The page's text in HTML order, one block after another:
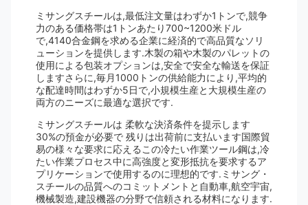
ミサングスチールは,最低注文量はわずか1トンで,競争
力のある価格帯は1トンあたり700~1200米ドル
で,4140合金鋼を求める企業に経済的で高品質なソリ
ューションを提供します.木製の箱や木製のパレットの
使用による包装オプションは,安全で安全な輸送を保証
しますさらに,毎月1000トンの供給能力により,平均的
な配達時間はわずか5日で,小規模生産と大規模生産の
両方のニーズに最適な選択です.
ミサングスチールは 柔軟な決済条件を提示します
30%の預金が必要で 残りは出荷前に支払います国際貿
易の様々な要求に応えるこの冷たい作業ツール鋼は,冷
たい作業プロセス中に高強度と変形抵抗を要求するア
プリケーションで使用するのに理想的です.ミサング・
スチールの品質へのコミットメントと自動車,航空宇宙,
機械製造,建設機器の分野で信頼される材料になります.